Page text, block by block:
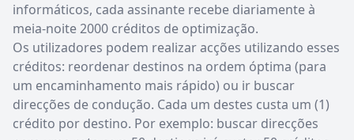
informáticos, cada assinante recebe diariamente à
meia-noite 2000 créditos de optimização.
Os utilizadores podem realizar acções utilizando esses
créditos: reordenar destinos na ordem óptima (para
um encaminhamento mais rápido) ou ir buscar
direcções de condução. Cada um destes custa um (1)
crédito por destino. Por exemplo: buscar direcções